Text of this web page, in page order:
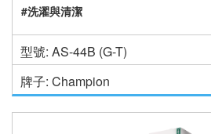
#洗濯與清潔
型號: AS-44B (G-T)
牌子: Champion